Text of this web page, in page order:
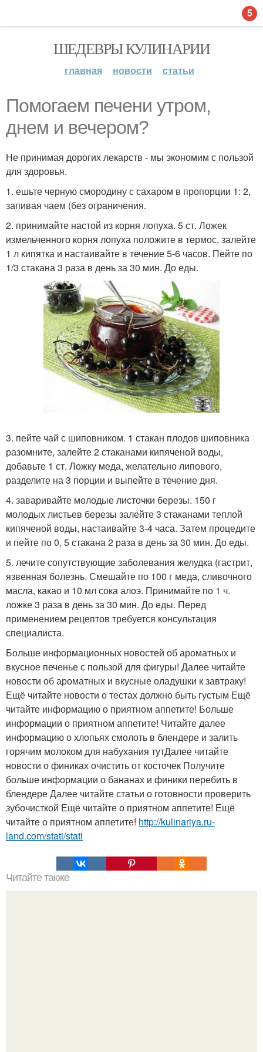
ШЕДЕВРЫ КУЛИНАРИИ
главная новости статьи
Помогаем печени утром,
днем и вечером?
Не принимая дорогих лекарств - мы экономим с пользой
для здоровья.
1. ешьте черную смородину с сахаром в пропорции 1: 2,
запивая чаем (без ограничения.
2. принимайте настой из корня лопуха. 5 ст. Ложек
измельченного корня лопуха положите в термос, залейте
1 л кипятка и настаивайте в течение 5-6 часов. Пейте по
1/3 стакана 3 раза в день за 30 мин. До еды.
3. пейте чай с шиповником. 1 стакан плодов шиповника
разомните, залейте 2 стаканами кипяченой воды,
добавьте 1 ст. Ложку меда, желательно липового,
разделите на 3 порции и выпейте в течение дня.
4. заваривайте молодые листочки березы. 150 г
молодых листьев березы залейте 3 стаканами теплой
кипяченой воды, настаивайте 3-4 часа. Затем процедите
и пейте по 0, 5 стакана 2 раза в день за 30 мин. До еды.
5. лечите сопутствующие заболевания желудка (гастрит,
язвенная болезнь. Смешайте по 100 г меда, сливочного
масла, какао и 10 мл сока алоэ. Принимайте по 1 ч.
ложке 3 раза в день за 30 мин. До еды. Перед
применением рецептов требуется консультация
специалиста.
Больше информационных новостей об ароматных и
вкусное печенье с пользой для фигуры! Далее читайте
новости об ароматных и вкусные оладушки к завтраку!
Ещё читайте новости о тестах должно быть густым Ещё
читайте информацию о приятном аппетите! Больше
информации о приятном аппетите! Читайте далее
информацию о хлопьях смолоть в блендере и залить
горячим молоком для набухания тутДалее читайте
новости о финиках очистить от косточек Получите
больше информации о бананах и финики перебить в
блендере Далее читайте статьи о готовности проверить
зубочисткой Ещё читайте о приятном аппетите! Ещё
читайте о приятном аппетите! http://kulinariya.ru-
land.com/stati/stati
Читайте также
5